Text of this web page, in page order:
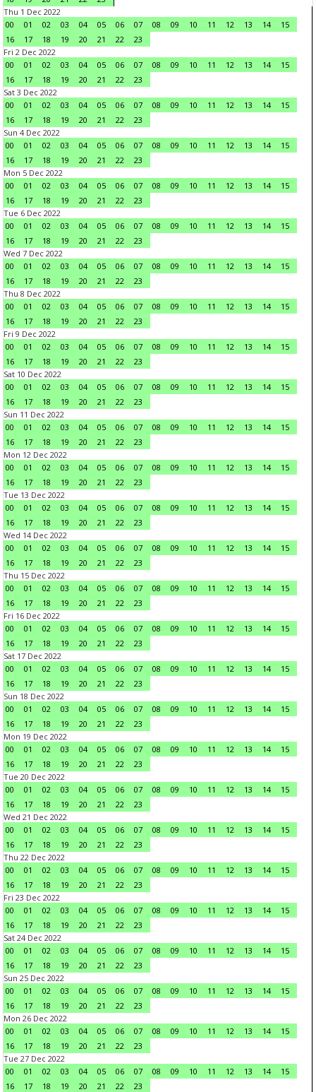
Thu 1 Dec 2022
00
01 02 03 04 05 06 07 08 09 10 11 12 13 14
15
16
17 18 19 20 21 22
23
Fri 2 Dec 2022
00
01 02 03 04 05 06 07 08 09 10 11 12 13 14
15
16
17 18 19 20 21 22
23
Sat 3 Dec 2022
00
01 02 03 04 05 06 07 08 09 10 11 12 13 14
15
16
17 18 19 20 21 22
23
Sun 4 Dec 2022
00
01 02 03 04 05 06 07 08 09 10 11 12 13 14
15
16
17 18 19 20 21 22
23
Mon 5 Dec 2022
00
01 02 03 04 05 06 07 08 09 10 11 12 13 14
15
16
17 18 19 20 21 22
23
Tue 6 Dec 2022
00
01 02 03 04 05 06 07 08 09 10 11 12 13 14
15
16
17 18 19 20 21 22
23
Wed 7 Dec 2022
00
01 02 03 04 05 06 07 08 09 10 11 12 13 14
15
16
17 18 19 20 21 22
23
Thu 8 Dec 2022
00
01 02 03 04 05 06 07 08 09 10 11 12 13 14
15
16
17 18 19 20 21 22
23
Fri 9 Dec 2022
00
01 02 03 04 05 06 07 08 09 10 11 12 13 14
15
16
17 18 19 20 21 22
23
Sat 10 Dec 2022
00
01 02 03 04 05 06 07 08 09 10 11 12 13 14
15
16
17 18 19 20 21 22
23
Sun 11 Dec 2022
00
01 02 03 04 05 06 07 08 09 10 11 12 13 14
15
16
17 18 19 20 21 22
23
Mon 12 Dec 2022
00
01 02 03 04 05 06 07 08 09 10 11 12 13 14
15
16
17 18 19 20 21 22
23
Tue 13 Dec 2022
00
01 02 03 04 05 06 07 08 09 10 11 12 13 14
15
16
17 18 19 20 21 22
23
Wed 14 Dec 2022
00
01 02 03 04 05 06 07 08 09 10 11 12 13 14
15
16
17 18 19 20 21 22
23
Thu 15 Dec 2022
00
01 02 03 04 05 06 07 08 09 10 11 12 13 14
15
16
17 18 19 20 21 22
23
Fri 16 Dec 2022
00
01 02 03 04 05 06 07 08 09 10 11 12 13 14
15
16
17 18 19 20 21 22
23
Sat 17 Dec 2022
00
01 02 03 04 05 06 07 08 09 10 11 12 13 14
15
16
17 18 19 20 21 22
23
Sun 18 Dec 2022
00
01 02 03 04 05 06 07 08 09 10 11 12 13 14
15
16
17 18 19 20 21 22
23
Mon 19 Dec 2022
00
01 02 03 04 05 06 07 08 09 10 11 12 13 14
15
16
17 18 19 20 21 22
23
Tue 20 Dec 2022
00
01 02 03 04 05 06 07 08 09 10 11 12 13 14
15
16
17 18 19 20 21 22
23
Wed 21 Dec 2022
00
01 02 03 04 05 06 07 08 09 10 11 12 13 14
15
16
17 18 19 20 21 22
23
Thu 22 Dec 2022
00
01 02 03 04 05 06 07 08 09 10 11 12 13 14
15
16
17 18 19 20 21 22
23
Fri 23 Dec 2022
00
01 02 03 04 05 06 07 08 09 10 11 12 13 14
15
16
17 18 19 20 21 22
23
Sat 24 Dec 2022
00
01 02 03 04 05 06 07 08 09 10 11 12 13 14
15
16
17 18 19 20 21 22
23
Sun 25 Dec 2022
00
01 02 03 04 05 06 07 08 09 10 11 12 13 14
15
16
17 18 19 20 21 22
23
Mon 26 Dec 2022
00
01 02 03 04 05 06 07 08 09 10 11 12 13 14
15
16
17 18 19 20 21 22
23
Tue 27 Dec 2022
00
01 02 03 04 05 06 07 08 09 10 11 12 13 14
15
16
17 18 19 20 21 22
23